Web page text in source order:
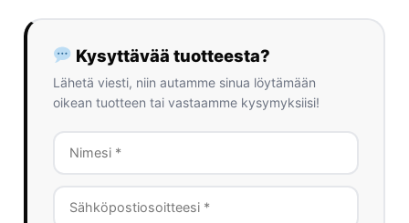
Kysyttävää tuotteesta?
Lähetä viesti, niin autamme sinua löytämään
oikean tuotteen tai vastaamme kysymyksiisi!